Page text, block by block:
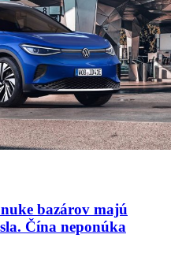
bazárov majú
Čína neponúka